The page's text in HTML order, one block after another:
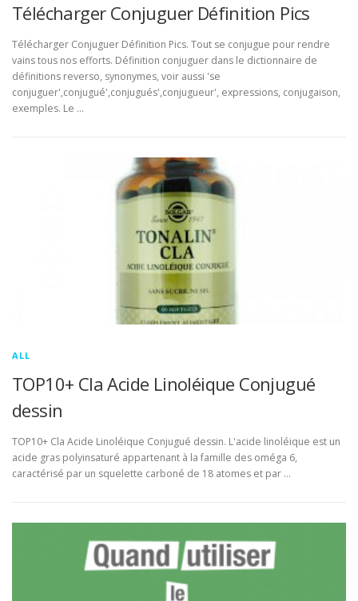
Télécharger Conjuguer Définition Pics
Télécharger Conjuguer Définition Pics. Tout se conjugue pour rendre
vains tous nos efforts. Définition conjuguer dans le dictionnaire de
définitions reverso, synonymes, voir aussi 'se
conjuguer',conjugué',conjugués',conjugueur', expressions, conjugaison,
exemples. Le …
ALL
TOP10+ Cla Acide Linoléique Conjugué
dessin
TOP10+ Cla Acide Linoléique Conjugué dessin. L'acide linoléique est un
acide gras polyinsaturé appartenant à la famille des oméga 6,
caractérisé par un squelette carboné de 18 atomes et par …